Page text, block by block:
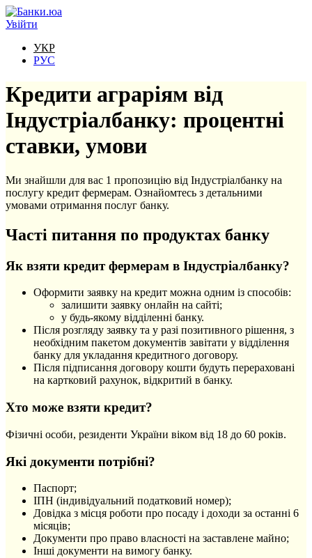
Перейти до основного вмісту
Увійти
УКР
РУС
Кредити аграріям від
Індустріалбанку: процентні
ставки, умови
Ми знайшли для вас 1 пропозицію від Індустріалбанку на
послугу кредит фермерам. Ознайомтесь з детальними
умовами отримання послуг банку.
Часті питання по продуктах банку
Як взяти кредит фермерам в Індустріалбанку?
Оформити заявку на кредит можна одним із способів:
залишити заявку онлайн на сайті;
у будь-якому відділенні банку.
Після розгляду заявку та у разі позитивного рішення, з
необхідним пакетом документів завітати у відділення
банку для укладання кредитного договору.
Після підписання договору кошти будуть перераховані
на картковий рахунок, відкритий в банку.
Хто може взяти кредит?
Фізичні особи, резиденти України віком від 18 до 60 років.
Які документи потрібні?
Паспорт;
ІПН (індивідуальний податковий номер);
Довідка з місця роботи про посаду і доходи за останні 6
місяців;
Документи про право власності на заставлене майно;
Інші документи на вимогу банку.